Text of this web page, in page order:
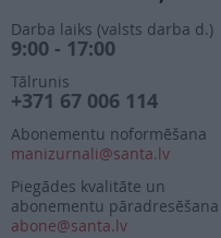
Darba laiks (valsts darba d.)
9:00 - 17:00
Tālrunis
+371 67 006 114
Abonementu noformēšana
manizurnali@santa.lv
Piegādes kvalitāte un
abonementu pāradresēšana
abone@santa.lv